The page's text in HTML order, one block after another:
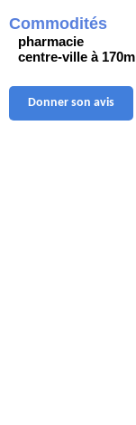
Commodités
pharmacie
centre-ville à 170m
Donner son avis